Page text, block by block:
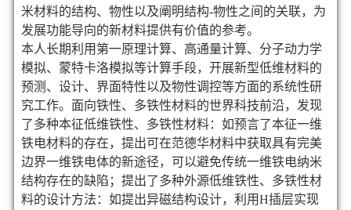
米材料的结构、物性以及阐明结构-物性之间的关联，为
发展功能导向的新材料提供有价值的参考。
本人长期利用第一原理计算、高通量计算、分子动力学
模拟、蒙特卡洛模拟等计算手段，开展新型低维材料的
预测、设计、界面特性以及物性调控等方面的系统性研
究工作。面向铁性、多铁性材料的世界科技前沿，发现
了多种本征低维铁性、多铁性材料：如预言了本征一维
铁电材料的存在，提出可在范德华材料中获取具有完美
边界一维铁电体的新途径，可以避免传统一维铁电纳米
结构存在的缺陷；提出了多种外源低维铁性、多铁性材
料的设计方法：如提出异磁结构设计，利用H插层实现